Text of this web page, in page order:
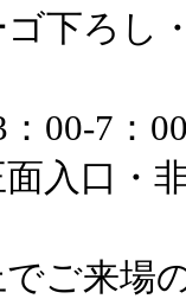
ろし・
7：00
口・非
ご来場